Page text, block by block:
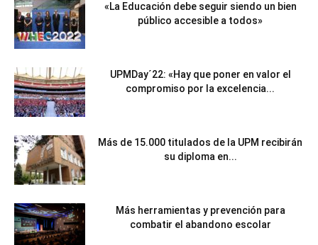
«La Educación debe seguir siendo un bien
público accesible a todos»
UPMDay´22: «Hay que poner en valor el
compromiso por la excelencia...
Más de 15.000 titulados de la UPM recibirán
su diploma en...
Más herramientas y prevención para
combatir el abandono escolar